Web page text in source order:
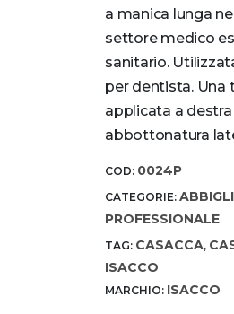
a manica lunga
settore medico
sanitario.
per dentista. Una
applicata a destra
abbottonatura
COD: 0024P
CATEGORIE:
PROFESSIONALE
TAG: CASACCA,
ISACCO
MARCHIO: ISACCO